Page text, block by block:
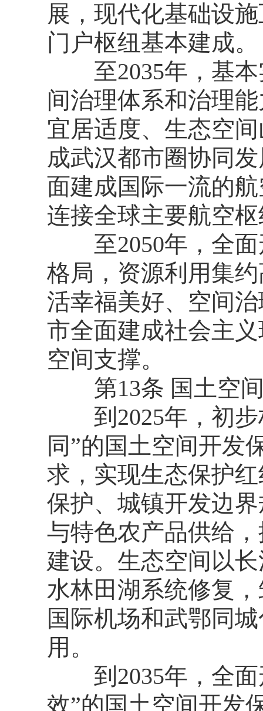
展，现代化基础设
门户枢纽基本建成。
至2035年，基本
间治理体系和治理
宜居适度、生态空
成武汉都市圈协同
面建成国际一流的
连接全球主要航空
至2050年，全面
格局，资源利用集
活幸福美好、空间
市全面建成社会主
空间支撑。
第13条 国土空间
到2025年，初步
同”的国土空间开发
求，实现生态保护
保护、城镇开发边
与特色农产品供给
建设。生态空间以
水林田湖系统修复
国际机场和武鄂同
用。
到2035年，全面
效”的国土空间开发